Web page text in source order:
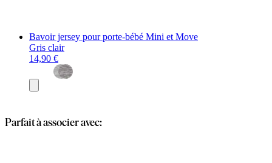
Bavoir jersey pour porte-bébé Mini et Move
Gris clair
14,90 €
au
Parfait à associer avec: